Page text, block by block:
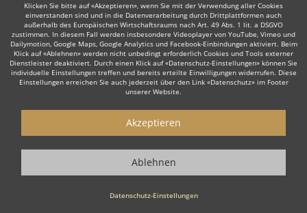
Klicken Sie bitte auf «Akzeptieren», wenn Sie mit der Verwendung aller Cookies
einverstanden sind und in die Datenverarbeitung durch Drittplattformen auch
außerhalb des Europäischen Wirtschaftsraums nach Art. 49 Abs. 1 lit. a DSGVO
zustimmen. In diesem Fall werden insbesondere Videoplayer von YouTube, Vimeo und
Dailymotion, Google Maps, Google Analytics und Facebook-Einbindungen aktiviert. Beim
Klick auf «Ablehnen» werden nicht unbedingt erforderlich Cookies und Tools externer
Dienstleister deaktiviert. Durch einen Klick auf «Datenschutz-Einstellungen» können Sie
individuelle Einstellungen treffen und bereits erteilte Einwilligungen widerrufen. Diese
Einstellungen erreichen Sie auch jederzeit über den Link «Datenschutz» im Footer
unserer Website.
Datenschutz-Einstellungen
Akzeptieren
Ablehnen